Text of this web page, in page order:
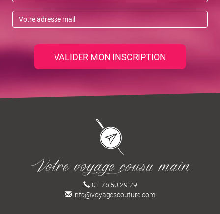
VALIDER MON INSCRIPTION
01 76 50 29 29
info@voyagescouture.com